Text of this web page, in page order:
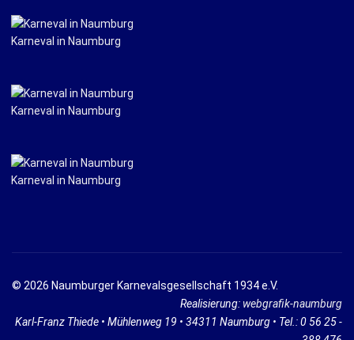
Karneval in Naumburg
Karneval in Naumburg
Karneval in Naumburg
© 2026 Naumburger Karnevalsgesellschaft 1934 e.V.
Realisierung: webgrafik-naumburg
Karl-Franz Thiede • Mühlenweg 19 • 34311 Naumburg • Tel.: 0 56 25 -